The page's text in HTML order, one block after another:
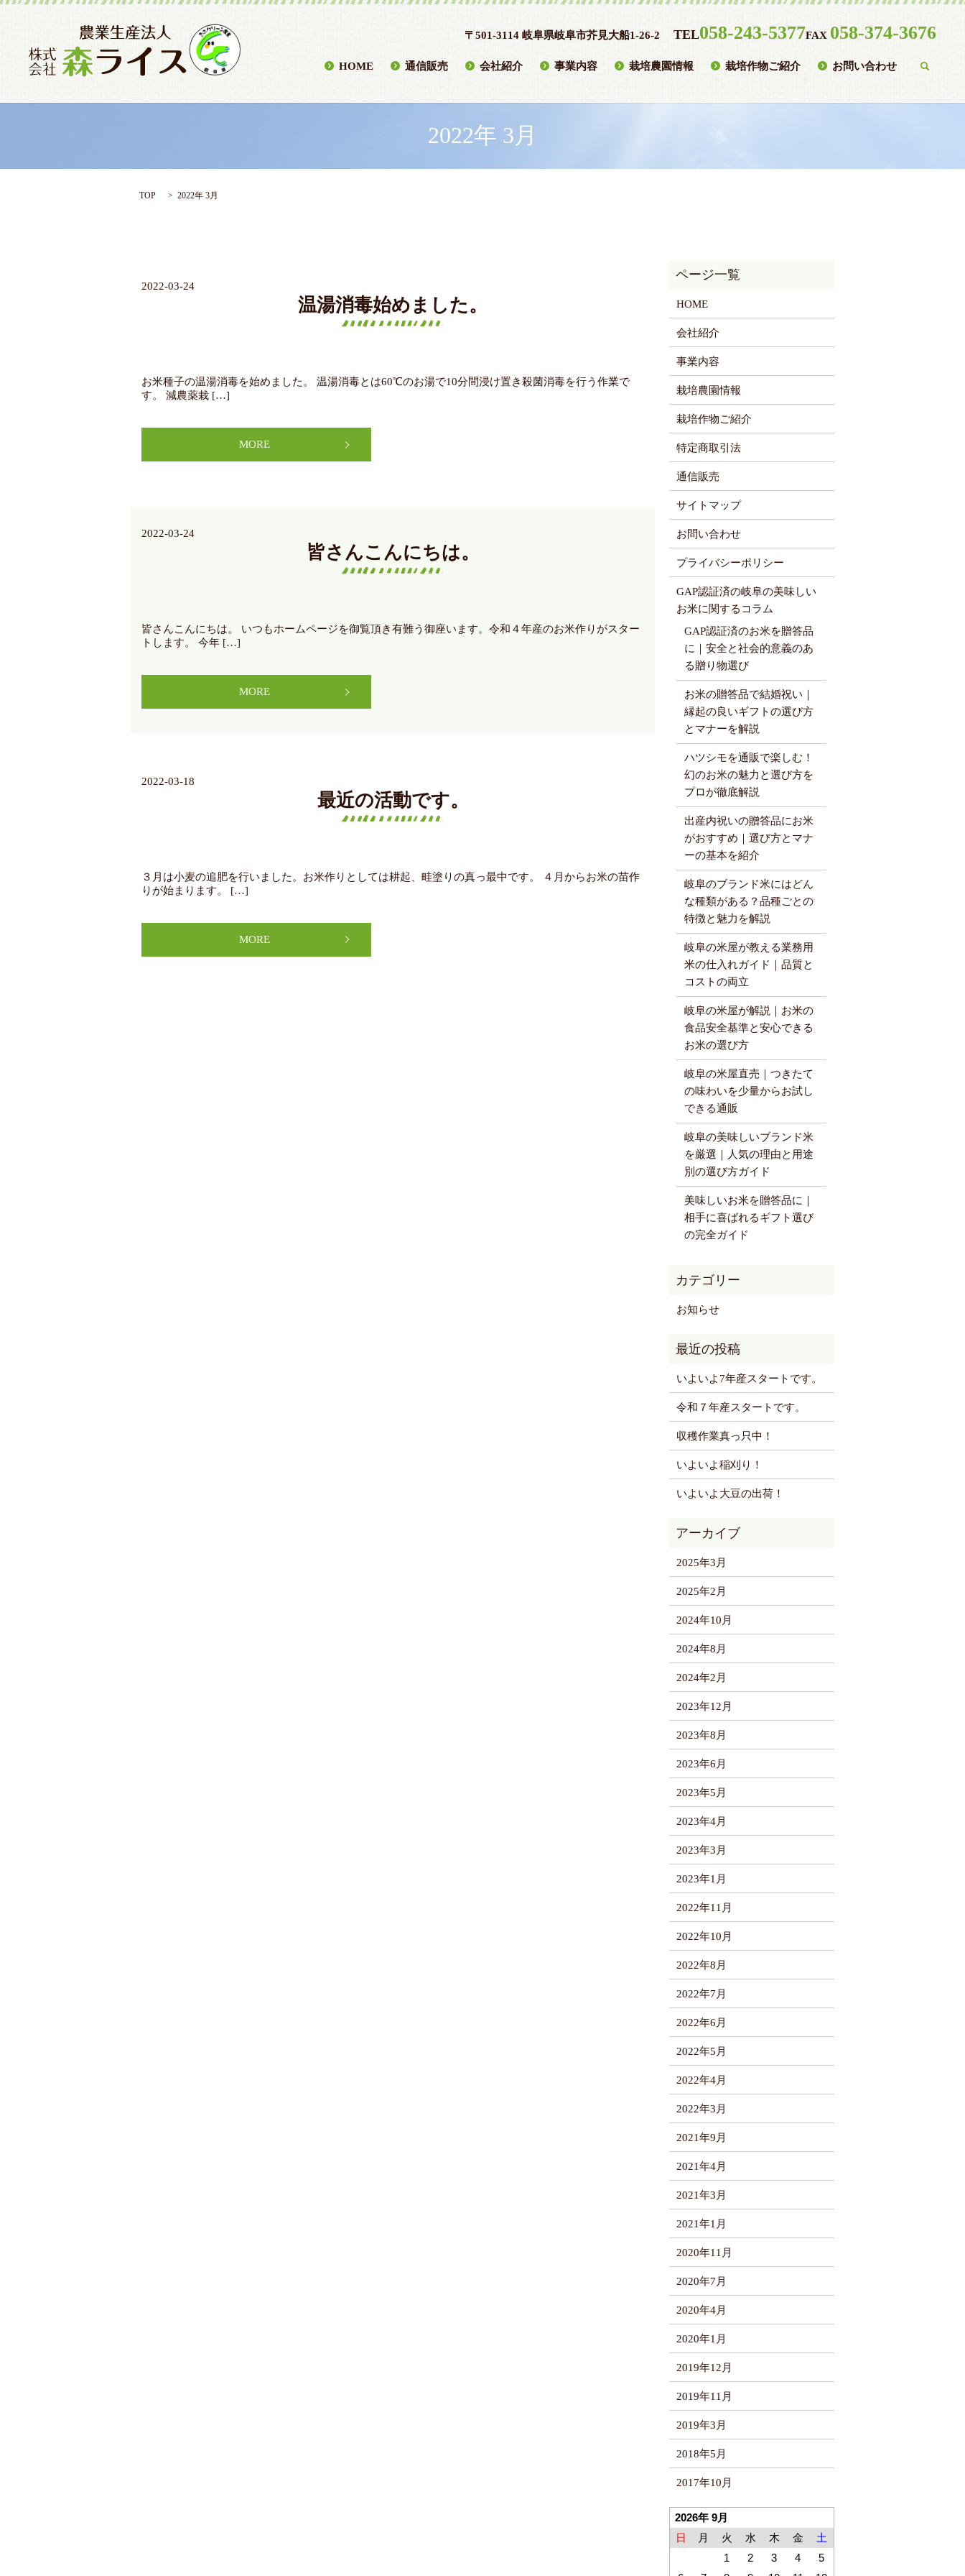
〒501-3114 岐阜県岐阜市芥見大船1-26-2 TEL058-243-5377FAX 058-374-3676
HOME 通信販売 会社紹介 事業内容 栽培農園情報 栽培作物ご紹介 お問い合わせ
2022年 3月
TOP 2022年 3月
2022-03-24
温湯消毒始めました。
お米種子の温湯消毒を始めました。 温湯消毒とは60℃のお湯で10分間浸け置き殺菌消毒を行う作業で
す。 減農薬栽 […]
MORE
2022-03-24
皆さんこんにちは。
皆さんこんにちは。 いつもホームページを御覧頂き有難う御座います。令和４年産のお米作りがスター
トします。 今年 […]
MORE
2022-03-18
最近の活動です。
３月は小麦の追肥を行いました。お米作りとしては耕起、畦塗りの真っ最中です。 ４月からお米の苗作
りが始まります。 […]
MORE
HOME
会社紹介
事業内容
栽培農園情報
栽培作物ご紹介
特定商取引法
通信販売
サイトマップ
お問い合わせ
プライバシーポリシー
GAP認証済の岐阜の美味しい
お米に関するコラム
GAP認証済のお米を贈答品
に｜安全と社会的意義のあ
る贈り物選び
お米の贈答品で結婚祝い｜
縁起の良いギフトの選び方
とマナーを解説
ハツシモを通販で楽しむ！
幻のお米の魅力と選び方を
プロが徹底解説
出産内祝いの贈答品にお米
がおすすめ｜選び方とマナ
ーの基本を紹介
岐阜のブランド米にはどん
な種類がある？品種ごとの
特徴と魅力を解説
岐阜の米屋が教える業務用
米の仕入れガイド｜品質と
コストの両立
岐阜の米屋が解説｜お米の
食品安全基準と安心できる
お米の選び方
岐阜の米屋直売｜つきたて
の味わいを少量からお試し
できる通販
岐阜の美味しいブランド米
を厳選｜人気の理由と用途
別の選び方ガイド
美味しいお米を贈答品に｜
相手に喜ばれるギフト選び
の完全ガイド
お知らせ
いよいよ7年産スタートです。
令和７年産スタートです。
収穫作業真っ只中！
いよいよ稲刈り！
いよいよ大豆の出荷！
2025年3月
2025年2月
2024年10月
2024年8月
2024年2月
2023年12月
2023年8月
2023年6月
2023年5月
2023年4月
2023年3月
2023年1月
2022年11月
2022年10月
2022年8月
2022年7月
2022年6月
2022年5月
2022年4月
2022年3月
2021年9月
2021年4月
2021年3月
2021年1月
2020年11月
2020年7月
2020年4月
2020年1月
2019年12月
2019年11月
2019年3月
2018年5月
2017年10月
2026年 9月
日
月 火 水 木 金
土
1
2 3 4
5